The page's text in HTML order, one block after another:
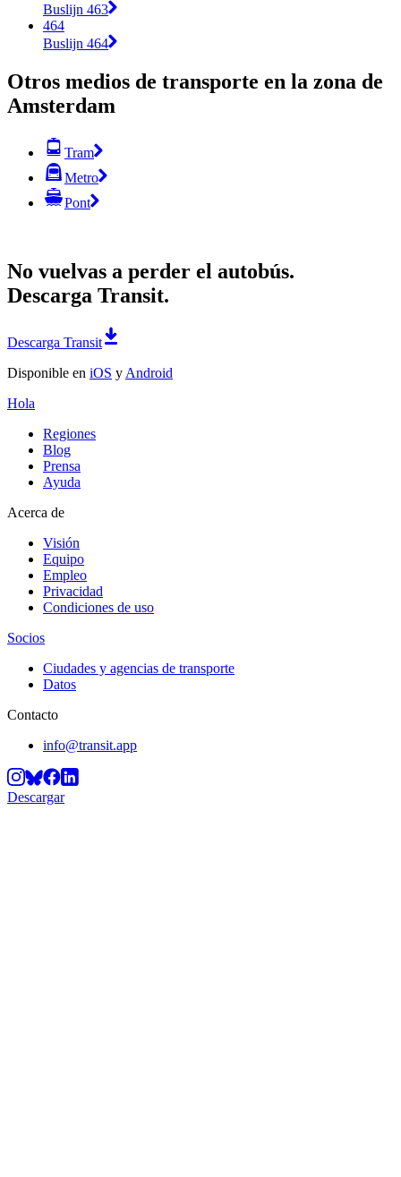
Buslijn 463
464
Buslijn 464
Otros medios de transporte en la zona de
Amsterdam
Tram
Metro
Pont
No vuelvas a perder el autobús.
Descarga Transit.
Descarga Transit
Disponible en iOS y Android
Hola
Regiones
Blog
Prensa
Ayuda
Acerca de
Visión
Equipo
Empleo
Privacidad
Condiciones de uso
Socios
Ciudades y agencias de transporte
Datos
Contacto
info@transit.app
Descargar